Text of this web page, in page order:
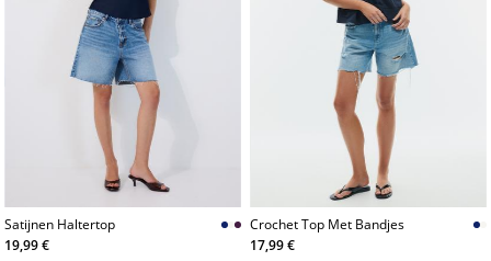
Satijnen Haltertop
19,99 €
Crochet Top Met Bandjes
17,99 €